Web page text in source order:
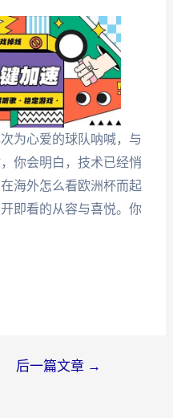
为心爱的球队呐喊，与
你会明白，技术已经悄
海外怎么看欧洲杯而起
即看的从容与喜悦。你
后一篇文章 →